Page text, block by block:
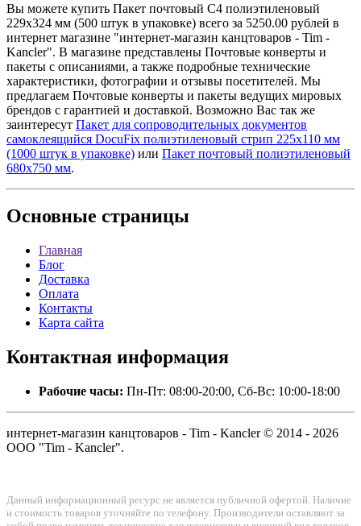
Вы можете купить Пакет почтовый С4 полиэтиленовый
229x324 мм (500 штук в упаковке) всего за 5250.00 рублей в
интернет магазине "интернет-магазин канцтоваров - Tim -
Kancler". В магазине представлены Почтовые конверты и
пакеты с описаниями, а также подробные технические
характеристики, фотографии и отзывы посетителей. Мы
предлагаем Почтовые конверты и пакеты ведущих мировых
брендов с гарантией и доставкой. Возможно Вас так же
заинтересут Пакет для сопроводительных документов
самоклеящийся DocuFix полиэтиленовый стрип 225х110 мм
(1000 штук в упаковке) или Пакет почтовый полиэтиленовый
680x750 мм.
Основные страницы
Главная
Блог
Доставка
Оплата
Контакты
Карта сайта
Контактная информация
Рабочие часы: Пн-Пт: 08:00-20:00, Сб-Вс: 10:00-18:00
интернет-магазин канцтоваров - Tim - Kancler © 2014 - 2026
ООО "Tim - Kancler".
Данный информационный ресурс не является публичной офертой. Наличие
и стоимость товаров уточняйте по телефону. Производители оставляют за